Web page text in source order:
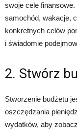
swoje cele
samochód, wakacje,
konkretnych celów
i świadomie
2. Stwórz
Stworzenie budżetu
oszczędzania
wydatków, aby